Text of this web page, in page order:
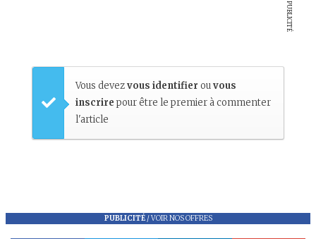
PUBLICITÉ
Vous devezvous identifier ouvous
inscrire pour être le premier à commenter
l'article
PUBLICITÉ/VOIR NOS OFFRES